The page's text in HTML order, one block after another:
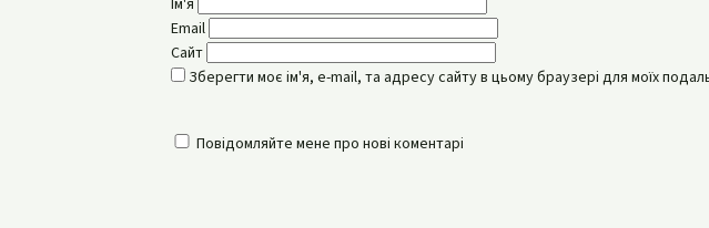
Ім'я
Email
Сайт
Зберегти моє ім'я, e-mail, та адресу сайту в цьому браузері для моїх
Повідомляйте мене про нові коментарі